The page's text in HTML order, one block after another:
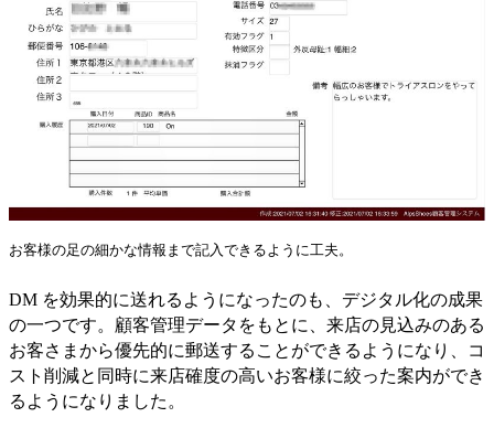
お客様の足の細かな情報まで記入できるように工夫。
DM を効果的に送れるようになったのも、デジタル化の成果
の一つです。顧客管理データをもとに、来店の見込みのある
お客さまから優先的に郵送することができるようになり、コ
スト削減と同時に来店確度の高いお客様に絞った案内ができ
るようになりました。